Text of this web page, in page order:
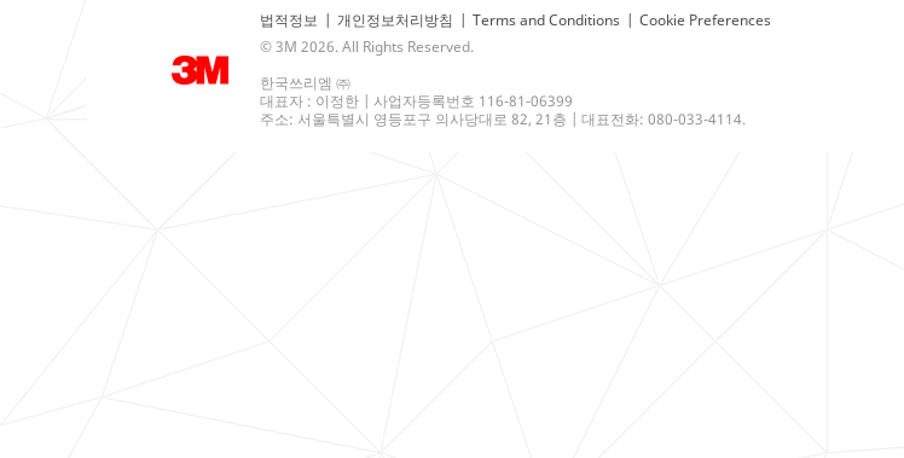
법적정보 | 개인정보처리방침 | Terms and Conditions | Cookie Preferences
© 3M 2026. All Rights Reserved.
한국쓰리엠 ㈜
대표자 : 이정한 | 사업자등록번호 116-81-06399
주소: 서울특별시 영등포구 의사당대로 82, 21층 | 대표전화: 080-033-4114.